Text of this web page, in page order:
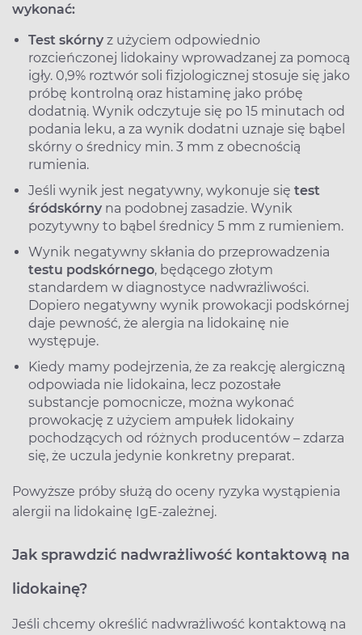
wykonać:
Test skórny z użyciem odpowiednio
rozcieńczonej lidokainy wprowadzanej za pomocą
igły. 0,9% roztwór soli fizjologicznej stosuje się jako
próbę kontrolną oraz histaminę jako próbę
dodatnią. Wynik odczytuje się po 15 minutach od
podania leku, a za wynik dodatni uznaje się bąbel
skórny o średnicy min. 3 mm z obecnością
rumienia.
Jeśli wynik jest negatywny, wykonuje się test
śródskórny na podobnej zasadzie. Wynik
pozytywny to bąbel średnicy 5 mm z rumieniem.
Wynik negatywny skłania do przeprowadzenia
testu podskórnego, będącego złotym
standardem w diagnostyce nadwrażliwości.
Dopiero negatywny wynik prowokacji podskórnej
daje pewność, że alergia na lidokainę nie
występuje.
Kiedy mamy podejrzenia, że za reakcję alergiczną
odpowiada nie lidokaina, lecz pozostałe
substancje pomocnicze, można wykonać
prowokację z użyciem ampułek lidokainy
pochodzących od różnych producentów – zdarza
się, że uczula jedynie konkretny preparat.
Powyższe próby służą do oceny ryzyka wystąpienia
alergii na lidokainę IgE-zależnej.
Jak sprawdzić nadwrażliwość kontaktową na
lidokainę?
Jeśli chcemy określić nadwrażliwość kontaktową na